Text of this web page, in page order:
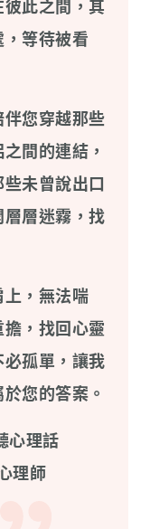
此之間，其
等待被看
您穿越那些
間的連結，
未曾說出口
層迷霧，找
上，無法喘
，找回心靈
孤單，讓我
您的答案。
心理話
理師